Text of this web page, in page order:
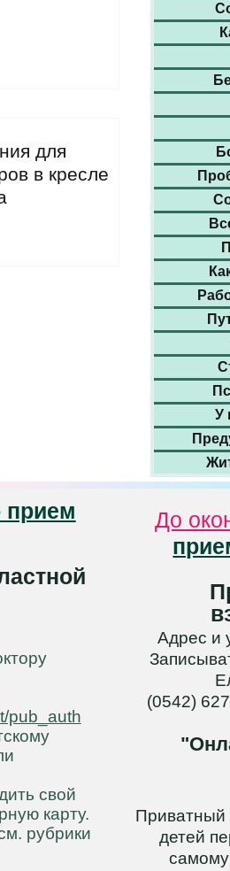
для
в кресле
У
прием
pub_auth
свой
карту.
рубрики
До
Адрес и
(0542)
Приватный
детей